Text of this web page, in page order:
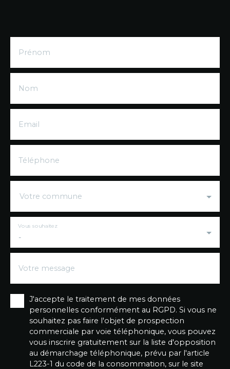
Prénom
Nom
Email
Téléphone
Votre commune
-
Vous souhaitez
Votre message
J'accepte le traitement de mes données
personnelles conformément au RGPD. Si vous ne
souhaitez pas faire l'objet de prospection
commerciale par voie téléphonique, vous pouvez
vous inscrire gratuitement sur la liste d'opposition
au démarchage téléphonique, prévu par l'article
L223-1 du code de la consommation, sur le site